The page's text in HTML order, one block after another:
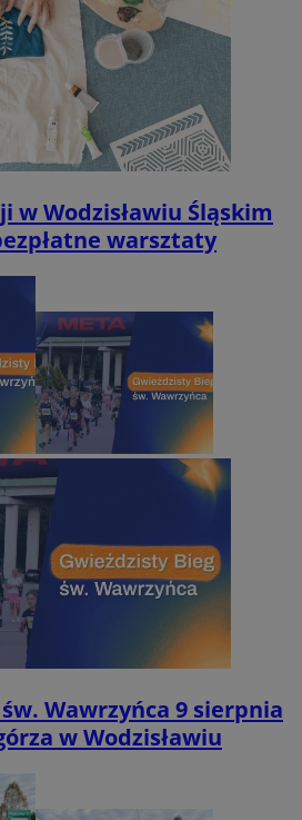
w Wodzisławiu Śląskim
warsztaty
Wawrzyńca 9 sierpnia
w Wodzisławiu